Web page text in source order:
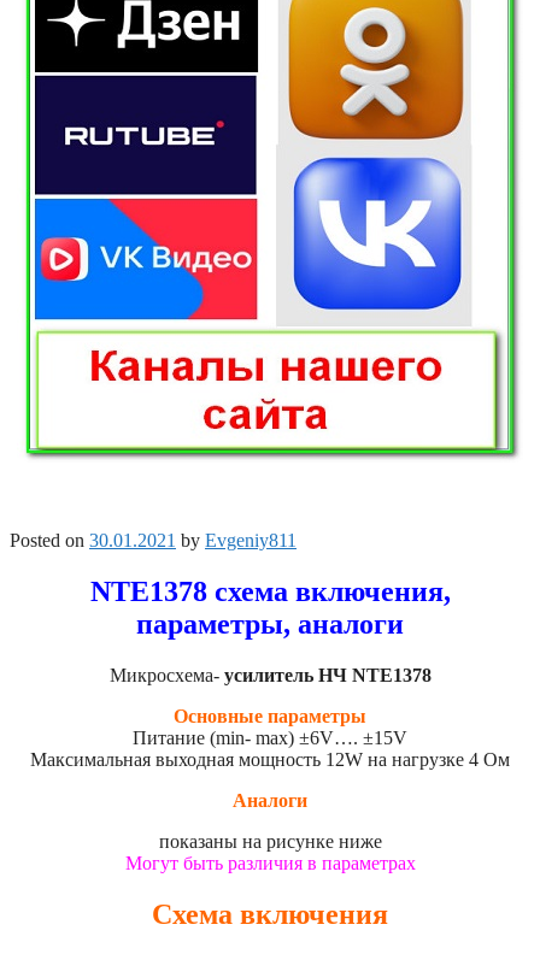
Posted on 30.01.2021 by Evgeniy811
NTE1378 схема включения,
параметры, аналоги
Микросхема- усилитель НЧ NTE1378
Основные параметры
Питание (min- max) ±6V…. ±15V
Максимальная выходная мощность 12W на нагрузке 4 Ом
Аналоги
показаны на рисунке ниже
Могут быть различия в параметрах
Схема включения